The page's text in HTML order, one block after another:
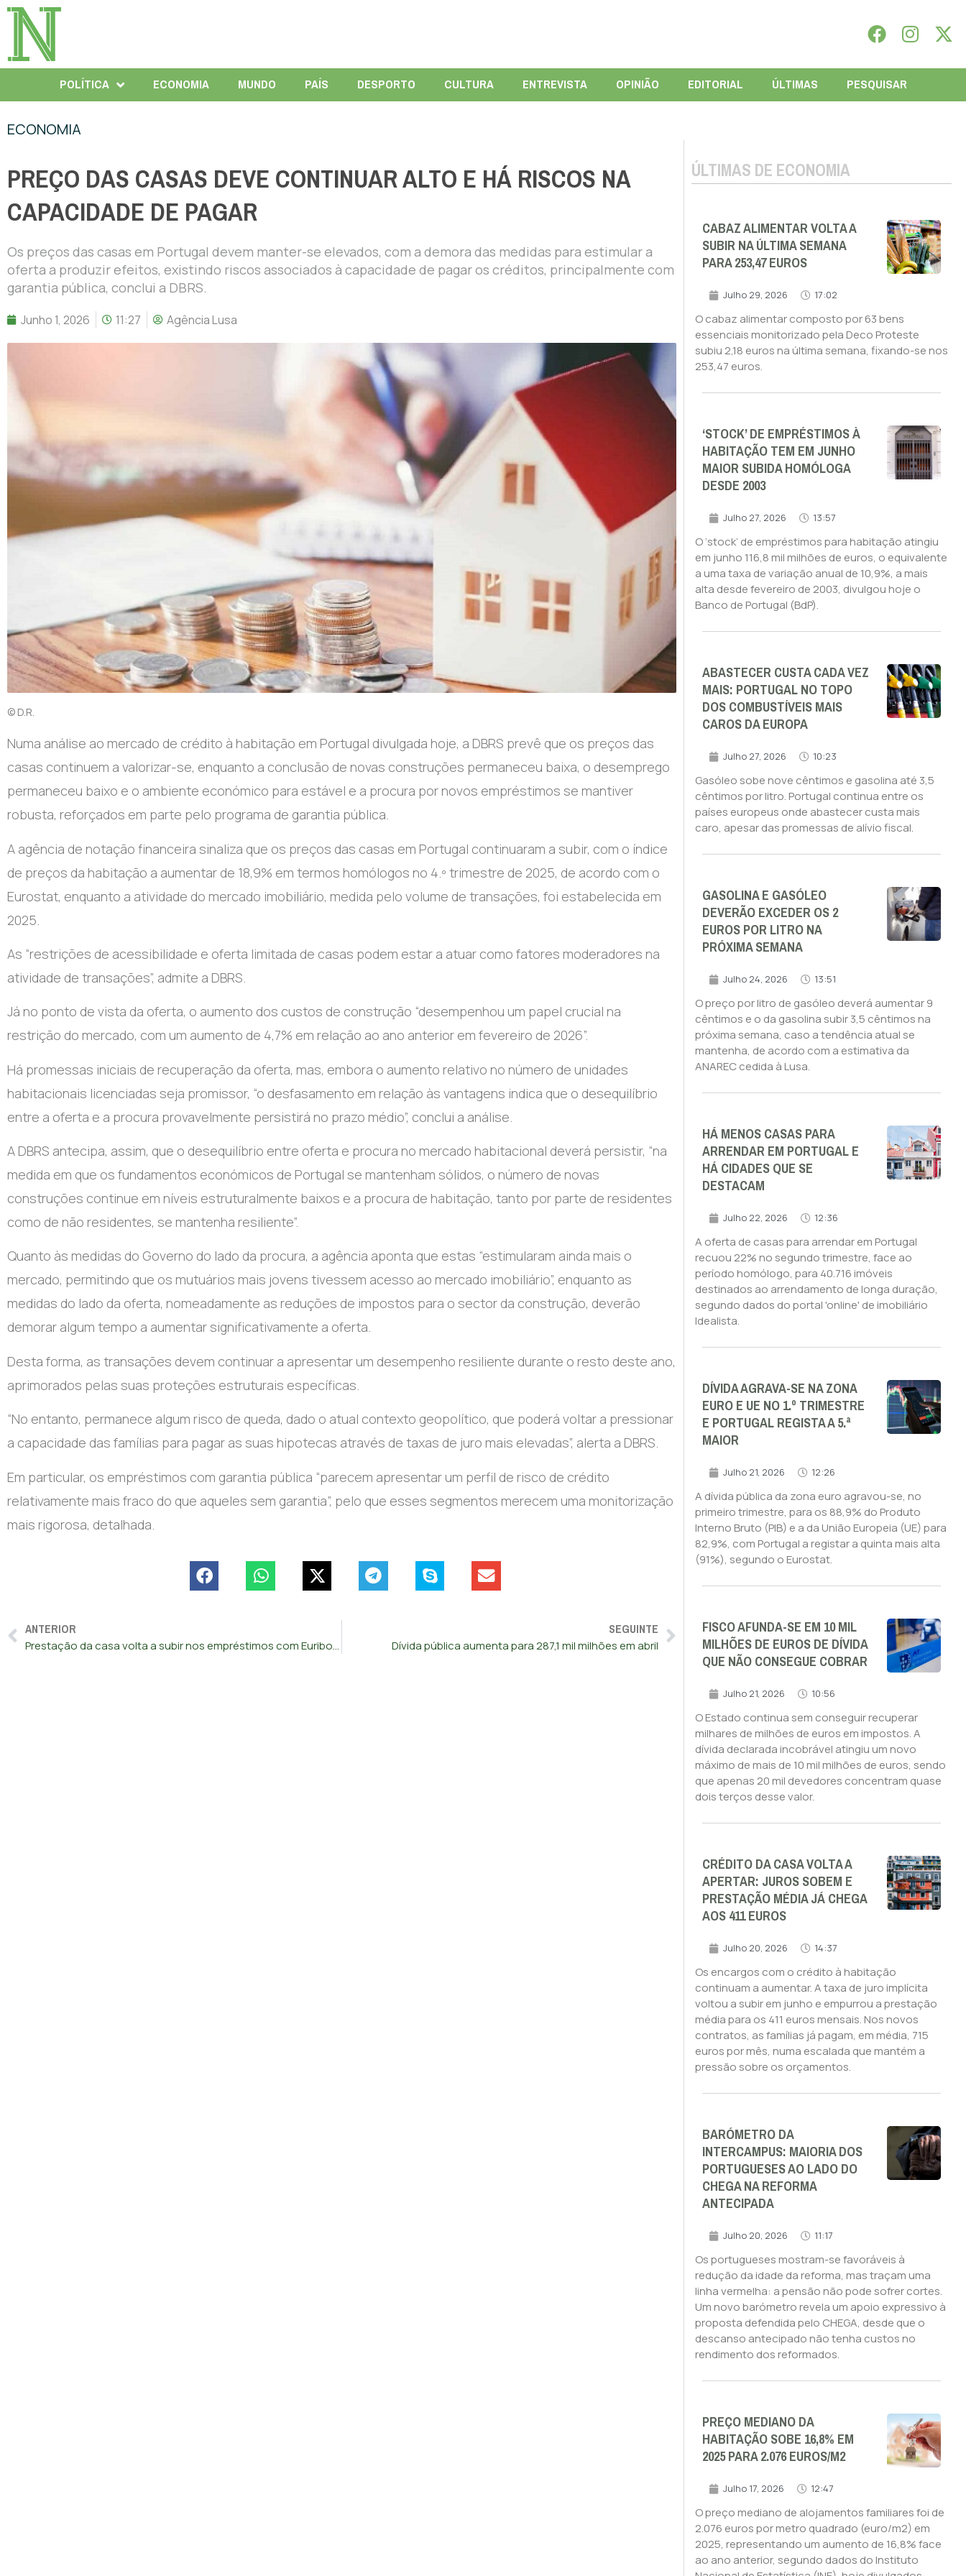
POLÍTICA ECONOMIA MUNDO PAÍS DESPORTO CULTURA ENTREVISTA OPINIÃO EDITORIAL ÚLTIMAS PESQUISAR
ECONOMIA
PREÇO DAS CASAS DEVE CONTINUAR ALTO E HÁ RISCOS NA
CAPACIDADE DE PAGAR
Os preços das casas em Portugal devem manter-se elevados, com a demora das medidas para estimular a
oferta a produzir efeitos, existindo riscos associados à capacidade de pagar os créditos, principalmente com
garantia pública, conclui a DBRS.
Junho 1, 2026 11:27 Agência Lusa
© D.R.
Numa análise ao mercado de crédito à habitação em Portugal divulgada hoje, a DBRS prevê que os preços das
casas continuem a valorizar-se, enquanto a conclusão de novas construções permaneceu baixa, o desemprego
permaneceu baixo e o ambiente económico para estável e a procura por novos empréstimos se mantiver
robusta, reforçados em parte pelo programa de garantia pública.
A agência de notação financeira sinaliza que os preços das casas em Portugal continuaram a subir, com o índice
de preços da habitação a aumentar de 18,9% em termos homólogos no 4.º trimestre de 2025, de acordo com o
Eurostat, enquanto a atividade do mercado imobiliário, medida pelo volume de transações, foi estabelecida em
2025.
As “restrições de acessibilidade e oferta limitada de casas podem estar a atuar como fatores moderadores na
atividade de transações”, admite a DBRS.
Já no ponto de vista da oferta, o aumento dos custos de construção “desempenhou um papel crucial na
restrição do mercado, com um aumento de 4,7% em relação ao ano anterior em fevereiro de 2026”.
Há promessas iniciais de recuperação da oferta, mas, embora o aumento relativo no número de unidades
habitacionais licenciadas seja promissor, “o desfasamento em relação às vantagens indica que o desequilíbrio
entre a oferta e a procura provavelmente persistirá no prazo médio”, conclui a análise.
A DBRS antecipa, assim, que o desequilíbrio entre oferta e procura no mercado habitacional deverá persistir, “na
medida em que os fundamentos económicos de Portugal se mantenham sólidos, o número de novas
construções continue em níveis estruturalmente baixos e a procura de habitação, tanto por parte de residentes
como de não residentes, se mantenha resiliente”.
Quanto às medidas do Governo do lado da procura, a agência aponta que estas “estimularam ainda mais o
mercado, permitindo que os mutuários mais jovens tivessem acesso ao mercado imobiliário”, enquanto as
medidas do lado da oferta, nomeadamente as reduções de impostos para o sector da construção, deverão
demorar algum tempo a aumentar significativamente a oferta.
Desta forma, as transações devem continuar a apresentar um desempenho resiliente durante o resto deste ano,
aprimorados pelas suas proteções estruturais específicas.
“No entanto, permanece algum risco de queda, dado o atual contexto geopolítico, que poderá voltar a pressionar
a capacidade das famílias para pagar as suas hipotecas através de taxas de juro mais elevadas”, alerta a DBRS.
Em particular, os empréstimos com garantia pública “parecem apresentar um perfil de risco de crédito
relativamente mais fraco do que aqueles sem garantia”, pelo que esses segmentos merecem uma monitorização
mais rigorosa, detalhada.
ANTERIOR
Prestação da casa volta a subir nos empréstimos com Euribor a 3, 6 e 12 meses
SEGUINTE
Dívida pública aumenta para 287,1 mil milhões em abril
ÚLTIMAS DE ECONOMIA
CABAZ ALIMENTAR VOLTA A
SUBIR NA ÚLTIMA SEMANA
PARA 253,47 EUROS
Julho 29, 2026 17:02
O cabaz alimentar composto por 63 bens
essenciais monitorizado pela Deco Proteste
subiu 2,18 euros na última semana, fixando-se nos
253,47 euros.
‘STOCK’ DE EMPRÉSTIMOS À
HABITAÇÃO TEM EM JUNHO
MAIOR SUBIDA HOMÓLOGA
DESDE 2003
Julho 27, 2026 13:57
O ‘stock’ de empréstimos para habitação atingiu
em junho 116,8 mil milhões de euros, o equivalente
a uma taxa de variação anual de 10,9%, a mais
alta desde fevereiro de 2003, divulgou hoje o
Banco de Portugal (BdP).
ABASTECER CUSTA CADA VEZ
MAIS: PORTUGAL NO TOPO
DOS COMBUSTÍVEIS MAIS
CAROS DA EUROPA
Julho 27, 2026 10:23
Gasóleo sobe nove cêntimos e gasolina até 3,5
cêntimos por litro. Portugal continua entre os
países europeus onde abastecer custa mais
caro, apesar das promessas de alívio fiscal.
GASOLINA E GASÓLEO
DEVERÃO EXCEDER OS 2
EUROS POR LITRO NA
PRÓXIMA SEMANA
Julho 24, 2026 13:51
O preço por litro de gasóleo deverá aumentar 9
cêntimos e o da gasolina subir 3,5 cêntimos na
próxima semana, caso a tendência atual se
mantenha, de acordo com a estimativa da
ANAREC cedida à Lusa.
HÁ MENOS CASAS PARA
ARRENDAR EM PORTUGAL E
HÁ CIDADES QUE SE
DESTACAM
Julho 22, 2026 12:36
A oferta de casas para arrendar em Portugal
recuou 22% no segundo trimestre, face ao
período homólogo, para 40.716 imóveis
destinados ao arrendamento de longa duração,
segundo dados do portal 'online' de imobiliário
Idealista.
DÍVIDA AGRAVA-SE NA ZONA
EURO E UE NO 1.º TRIMESTRE
E PORTUGAL REGISTA A 5.ª
MAIOR
Julho 21, 2026 12:26
A dívida pública da zona euro agravou-se, no
primeiro trimestre, para os 88,9% do Produto
Interno Bruto (PIB) e a da União Europeia (UE) para
82,9%, com Portugal a registar a quinta mais alta
(91%), segundo o Eurostat.
FISCO AFUNDA-SE EM 10 MIL
MILHÕES DE EUROS DE DÍVIDA
QUE NÃO CONSEGUE COBRAR
Julho 21, 2026 10:56
O Estado continua sem conseguir recuperar
milhares de milhões de euros em impostos. A
dívida declarada incobrável atingiu um novo
máximo de mais de 10 mil milhões de euros, sendo
que apenas 20 mil devedores concentram quase
dois terços desse valor.
CRÉDITO DA CASA VOLTA A
APERTAR: JUROS SOBEM E
PRESTAÇÃO MÉDIA JÁ CHEGA
AOS 411 EUROS
Julho 20, 2026 14:37
Os encargos com o crédito à habitação
continuam a aumentar. A taxa de juro implícita
voltou a subir em junho e empurrou a prestação
média para os 411 euros mensais. Nos novos
contratos, as famílias já pagam, em média, 715
euros por mês, numa escalada que mantém a
pressão sobre os orçamentos.
BARÓMETRO DA
INTERCAMPUS: MAIORIA DOS
PORTUGUESES AO LADO DO
CHEGA NA REFORMA
ANTECIPADA
Julho 20, 2026 11:17
Os portugueses mostram-se favoráveis à
redução da idade da reforma, mas traçam uma
linha vermelha: a pensão não pode sofrer cortes.
Um novo barómetro revela um apoio expressivo à
proposta defendida pelo CHEGA, desde que o
descanso antecipado não tenha custos no
rendimento dos reformados.
PREÇO MEDIANO DA
HABITAÇÃO SOBE 16,8% EM
2025 PARA 2.076 EUROS/M2
Julho 17, 2026 12:47
O preço mediano de alojamentos familiares foi de
2.076 euros por metro quadrado (euro/m2) em
2025, representando um aumento de 16,8% face
ao ano anterior, segundo dados do Instituto